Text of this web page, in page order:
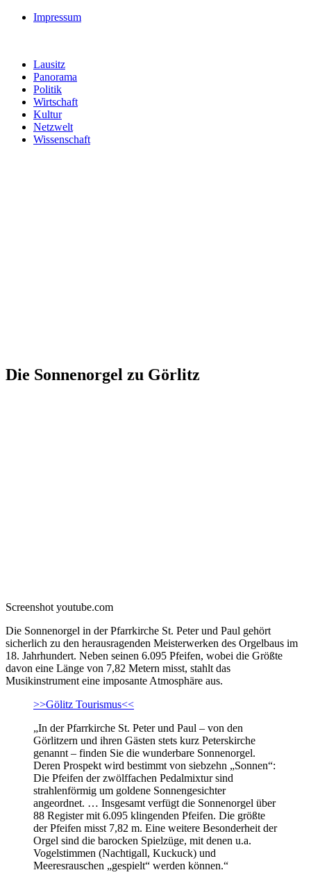
Impressum
Lausitz
Panorama
Politik
Wirtschaft
Kultur
Netzwelt
Wissenschaft
Die Sonnenorgel zu Görlitz
Screenshot youtube.com
Die Sonnenorgel in der Pfarrkirche St. Peter und Paul gehört
sicherlich zu den herausragenden Meisterwerken des Orgelbaus im
18. Jahrhundert. Neben seinen 6.095 Pfeifen, wobei die Größte
davon eine Länge von 7,82 Metern misst, stahlt das
Musikinstrument eine imposante Atmosphäre aus.
>>Gölitz Tourismus<<
„In der Pfarrkirche St. Peter und Paul – von den
Görlitzern und ihren Gästen stets kurz Peterskirche
genannt – finden Sie die wunderbare Sonnenorgel.
Deren Prospekt wird bestimmt von siebzehn „Sonnen“:
Die Pfeifen der zwölffachen Pedalmixtur sind
strahlenförmig um goldene Sonnengesichter
angeordnet. … Insgesamt verfügt die Sonnenorgel über
88 Register mit 6.095 klingenden Pfeifen. Die größte
der Pfeifen misst 7,82 m. Eine weitere Besonderheit der
Orgel sind die barocken Spielzüge, mit denen u.a.
Vogelstimmen (Nachtigall, Kuckuck) und
Meeresrauschen „gespielt“ werden können.“